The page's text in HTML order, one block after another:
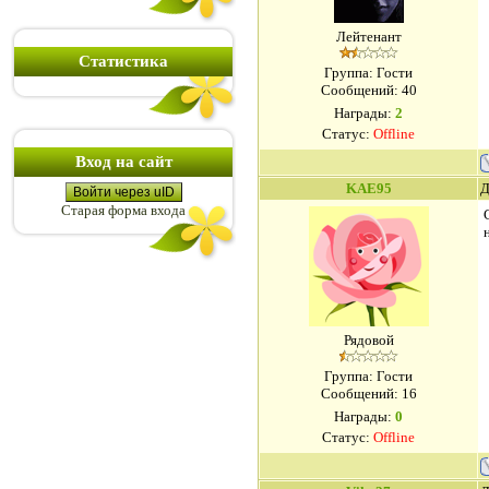
Статистика
Вход на сайт
Войти через uID
Старая форма входа
Лейтенант
Группа: Гости
Сообщений: 40
Награды: 2
Статус: Offline
KAE95
Рядовой
Группа: Гости
Сообщений: 16
Награды: 0
Статус: Offline